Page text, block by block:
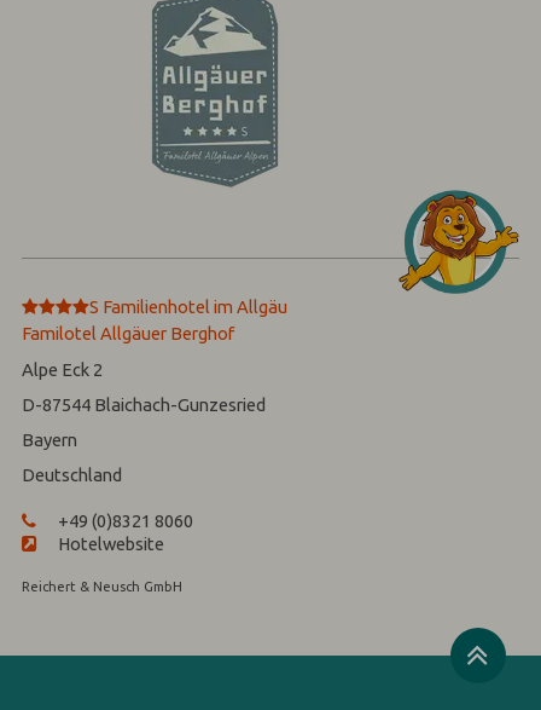
****
S Familienhotel im Allgäu
Familotel Allgäuer Berghof
Alpe Eck 2
D-87544 Blaichach-Gunzesried
Bayern
Deutschland
+49 (0)8321 8060
Hotelwebsite
Reichert & Neusch GmbH